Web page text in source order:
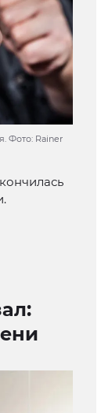
Фото: Rainer